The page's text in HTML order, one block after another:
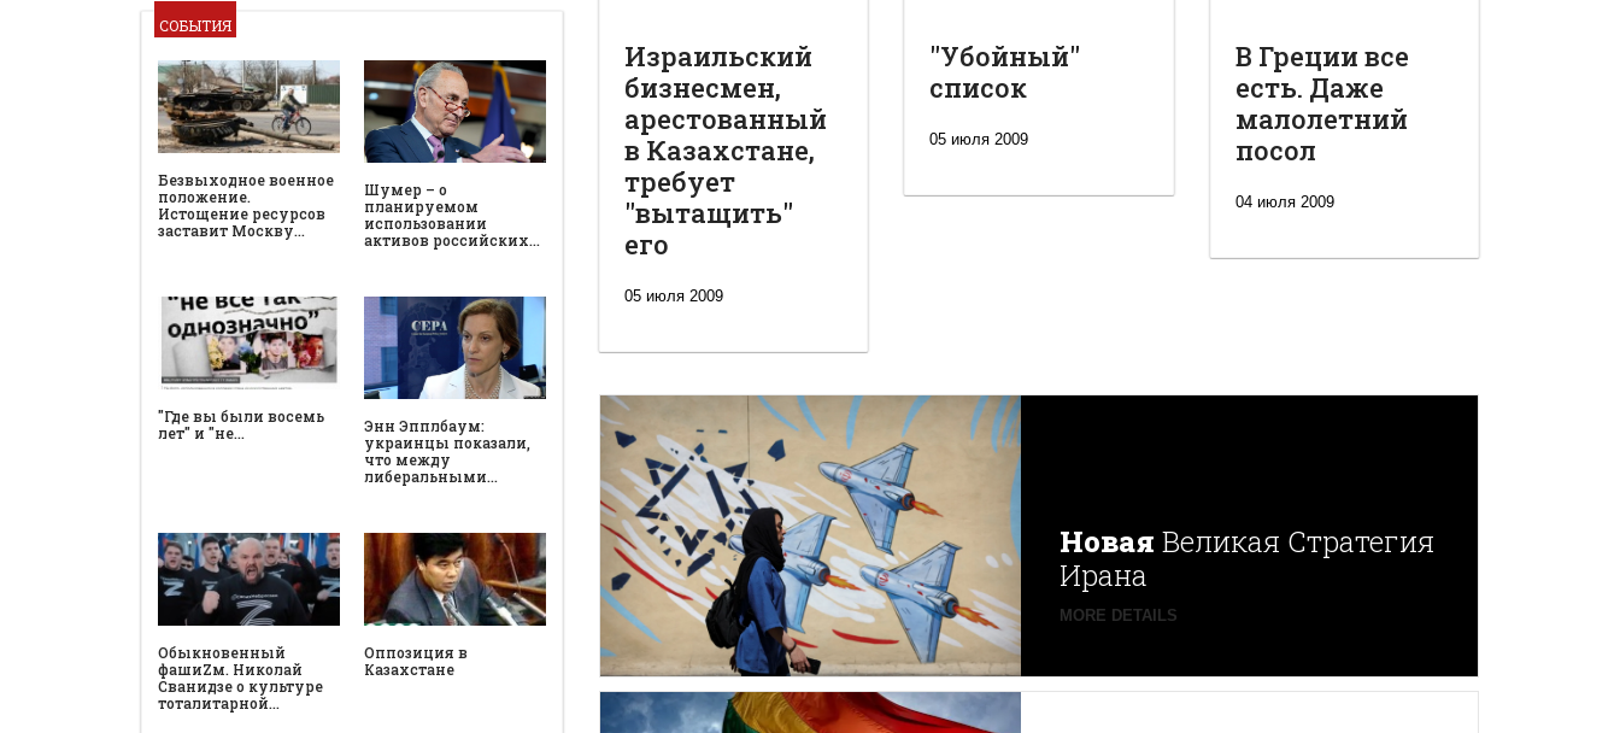
СОБЫТИЯ
Безвыходное военное
положение.
Истощение ресурсов
заставит Москву…
Шумер – о
планируемом
использовании
активов российских…
"Где вы были восемь
лет" и "не…
Энн Эпплбаум:
украинцы показали,
что между
либеральными…
Обыкновенный
фашиZм. Николай
Сванидзе о культуре
тоталитарной…
Оппозиция в
Казахстане
Израильский
бизнесмен,
арестованный
в Казахстане,
требует
"вытащить"
его
05 июля 2009
"Убойный"
список
05 июля 2009
В Греции все
есть. Даже
малолетний
посол
04 июля 2009
Новая Великая Стратегия
Ирана
MORE DETAILS